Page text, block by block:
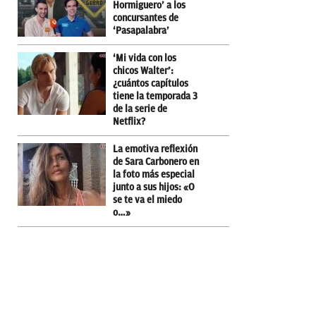
Hormiguero’ a los
concursantes de
‘Pasapalabra’
‘Mi vida con los
chicos Walter’:
¿cuántos capítulos
tiene la temporada 3
de la serie de
Netflix?
La emotiva reflexión
de Sara Carbonero en
la foto más especial
junto a sus hijos: «O
se te va el miedo
o…»